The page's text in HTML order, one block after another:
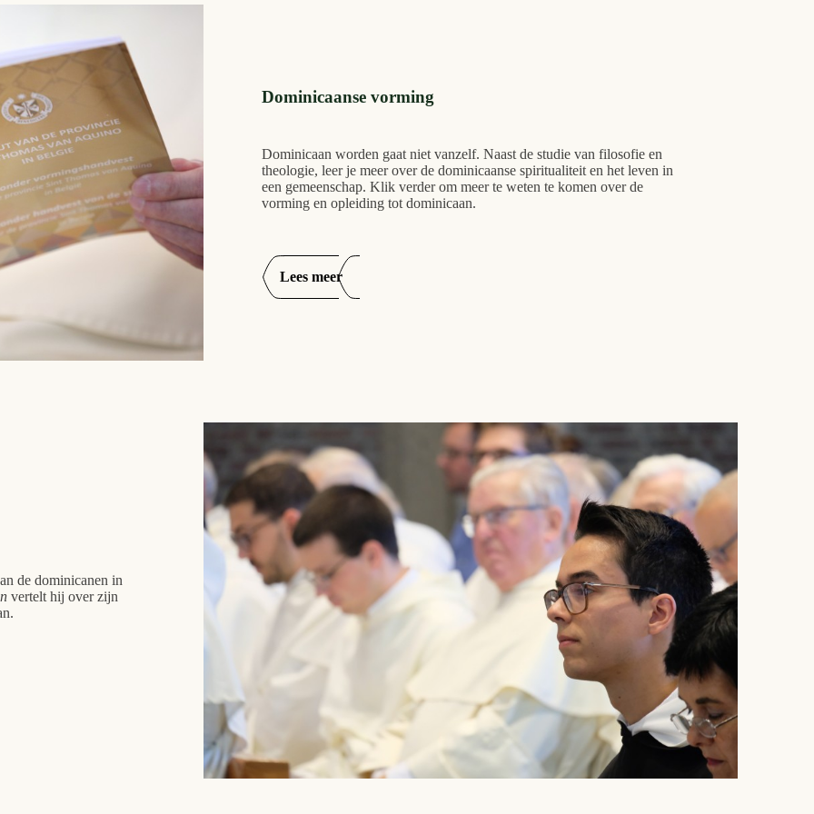
Dominicaanse vorming
Dominicaan worden gaat niet vanzelf. Naast de studie van filosofie en
theologie, leer je meer over de dominicaanse spiritualiteit en het leven in
een gemeenschap. Klik verder om meer te weten te komen over de
vorming en opleiding tot dominicaan.
Lees meer
de dominicanen in
vertelt hij over zijn